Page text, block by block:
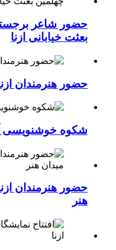
حضور شاعر
بعثت خیابانی ازنا
حضور هنرمندان
شکوه خوشنویسی
حضور هنرمندان
هنر